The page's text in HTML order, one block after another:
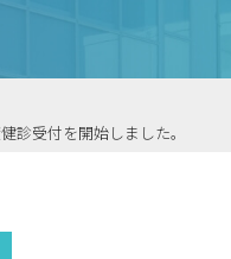
診受付を開始しました。